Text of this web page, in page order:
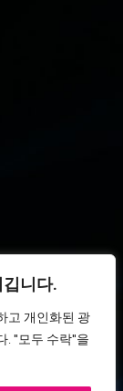
니다.
고 개인화된 광
. "모두 수락"을